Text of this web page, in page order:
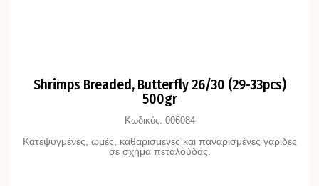
Shrimps Breaded, Butterfly 26/30 (29-33pcs)
500gr
Κωδικός: 006084
Κατεψυγμένες, ωμές, καθαρισμένες και παναρισμένες γαρίδες
σε σχήμα πεταλούδας.